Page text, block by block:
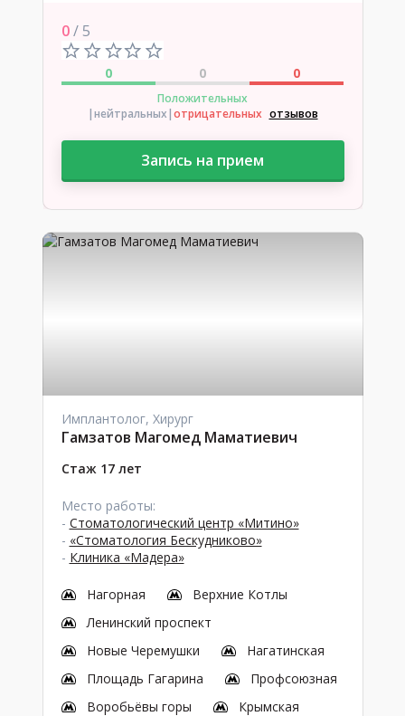
0/ 5
0 0 0
Положительных
|нейтральных|отрицательных отзывов
Запись на прием
Имплантолог, Хирург
Гамзатов Магомед Маматиевич
Стаж 17 лет
Место работы:
- Стоматологический центр «Митино»
- «Стоматология Бескудниково»
- Клиника «Мадера»
Нагорная
Верхние Котлы
Ленинский проспект
Новые Черемушки
Нагатинская
Площадь Гагарина
Профсоюзная
Воробьёвы горы
Крымская